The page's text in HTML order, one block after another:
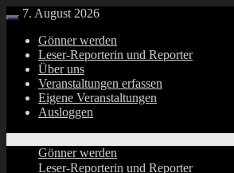
Zurück
Inhalt
Menü
7. August 2026
Gönner werden
Leser-Reporterin und Reporter
Über uns
Veranstaltungen erfassen
Eigene Veranstaltungen
Ausloggen
Gönner werden
Leser-Reporterin und Reporter